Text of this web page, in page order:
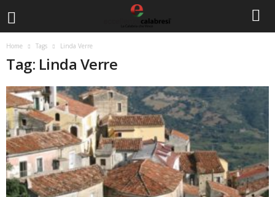
Home Tags Linda Verre
Tag: Linda Verre